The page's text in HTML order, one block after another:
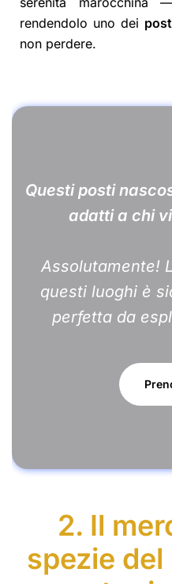
rendendolo uno dei
non perdere.
Questi posti
adatti a chi
Assolutamente!
questi luoghi è
perfetta da
2. Il
spezie del